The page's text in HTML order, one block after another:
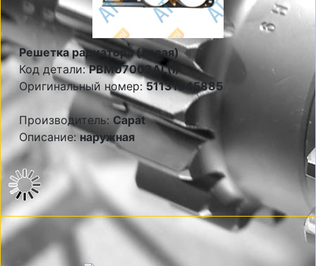
Решетка радиатора (левая)
Код детали:PBM07003AL(I)
Оригинальный номер:51131945885
Производитель: Capat
Описание: наружная